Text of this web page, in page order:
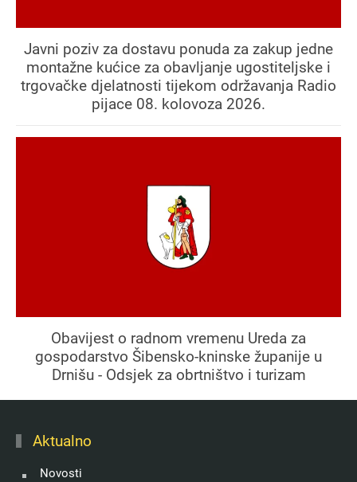
Javni poziv za dostavu ponuda za zakup jedne
montažne kućice za obavljanje ugostiteljske i
trgovačke djelatnosti tijekom održavanja Radio
pijace 08. kolovoza 2026.
Obavijest o radnom vremenu Ureda za
gospodarstvo Šibensko-kninske županije u
Drnišu - Odsjek za obrtništvo i turizam
Aktualno
Novosti